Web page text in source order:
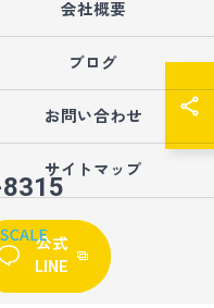
公式
LINE
会社概要
ブログ
お問い合わせ
サイトマップ
ALL RIGHTS RESERVED.